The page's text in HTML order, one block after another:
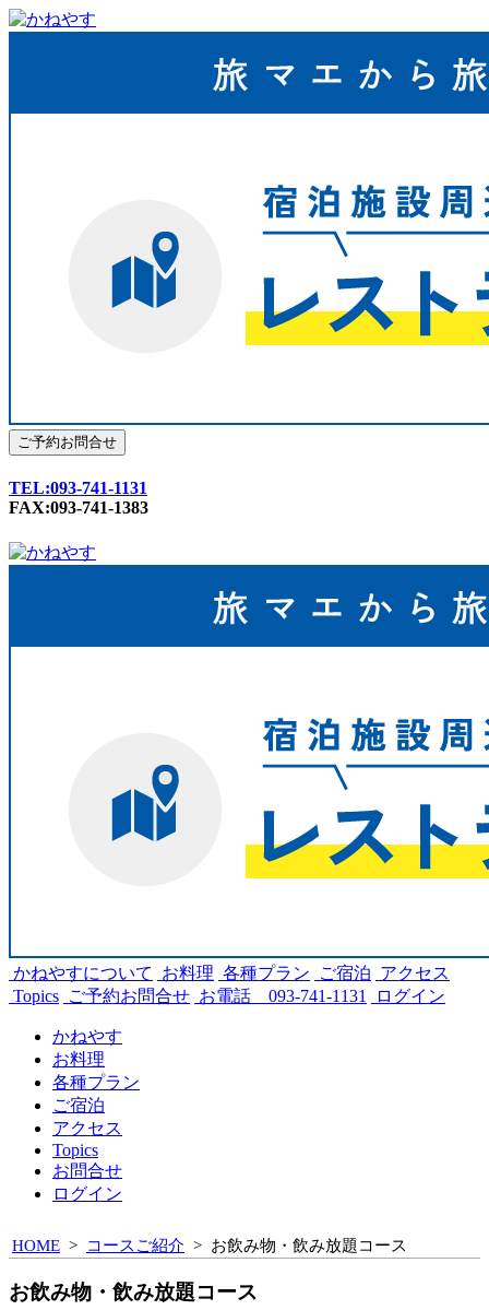
TEL:093-741-1131
FAX:093-741-1383
かねやすについて お料理 各種プラン ご宿泊 アクセス
Topics ご予約お問合せ お電話 093-741-1131 ログイン
かねやす
お料理
各種プラン
ご宿泊
アクセス
Topics
お問合せ
ログイン
HOME > コースご紹介 > お飲み物・飲み放題コース
お飲み物・飲み放題コース